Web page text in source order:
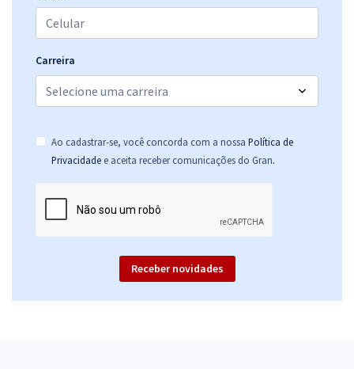
Carreira
Ao cadastrar-se, você concorda com a nossa Política de
Privacidade e aceita receber comunicações do Gran.
Receber novidades